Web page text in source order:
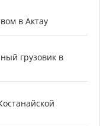
в Актау
грузовик в